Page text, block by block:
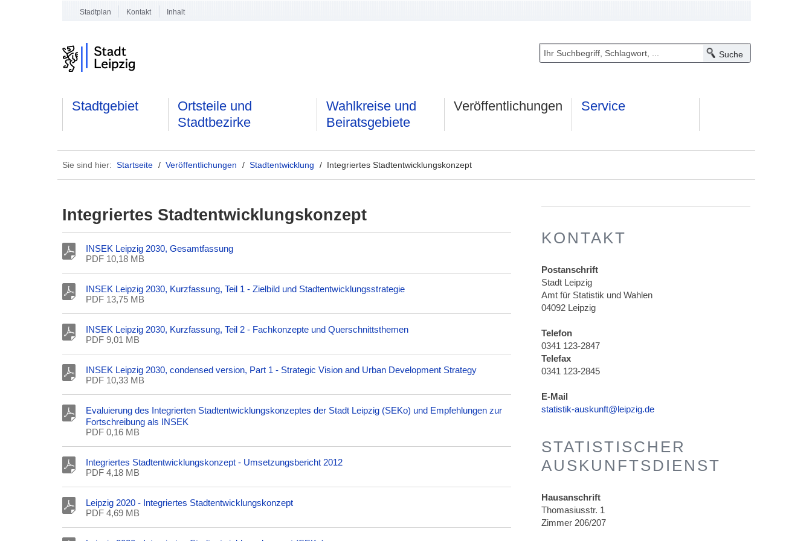
Stadtplan Kontakt Inhalt
Stadtgebiet
Ortsteile und
Stadtbezirke
Wahlkreise und
Beiratsgebiete
Veröffentlichungen Service
Sie sind hier: Startseite /Veröffentlichungen / Stadtentwicklung / Integriertes Stadtentwicklungskonzept
Integriertes Stadtentwicklungskonzept
INSEK Leipzig 2030, Gesamtfassung
PDF 10,18 MB
INSEK Leipzig 2030, Kurzfassung, Teil 1 - Zielbild und Stadtentwicklungsstrategie
PDF 13,75 MB
INSEK Leipzig 2030, Kurzfassung, Teil 2 - Fachkonzepte und Querschnittsthemen
PDF 9,01 MB
INSEK Leipzig 2030, condensed version, Part 1 - Strategic Vision and Urban Development Strategy
PDF 10,33 MB
Evaluierung des Integrierten Stadtentwicklungskonzeptes der Stadt Leipzig (SEKo) und Empfehlungen zur
Fortschreibung als INSEK
PDF 0,16 MB
Integriertes Stadtentwicklungskonzept - Umsetzungsbericht 2012
PDF 4,18 MB
Leipzig 2020 - Integriertes Stadtentwicklungskonzept
PDF 4,69 MB
KONTAKT
Postanschrift
Stadt Leipzig
Amt für Statistik und Wahlen
04092 Leipzig
Telefon
0341 123-2847
Telefax
0341 123-2845
E-Mail
statistik-auskunft@leipzig.de
STATISTISCHER
AUSKUNFTSDIENST
Hausanschrift
Thomasiusstr. 1
Zimmer 206/207